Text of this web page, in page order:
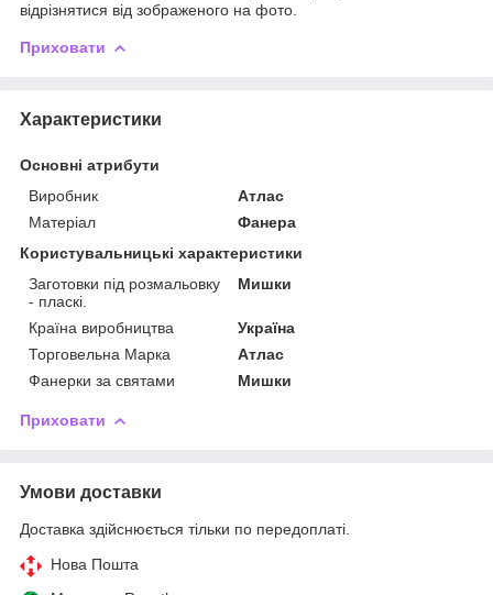
відрізнятися від зображеного на фото.
Приховати
Характеристики
Основні атрибути
Виробник
Атлас
Матеріал
Фанера
Користувальницькі характеристики
Заготовки під розмальовку
- пласкі.
Мишки
Країна виробництва
Україна
Торговельна Марка
Атлас
Фанерки за святами
Мишки
Приховати
Умови доставки
Доставка здійснюється тільки по передоплаті.
Нова Пошта